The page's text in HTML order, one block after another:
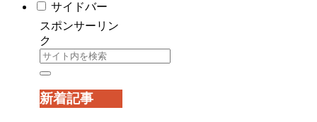
サイドバー
スポンサーリン
ク
新着記事